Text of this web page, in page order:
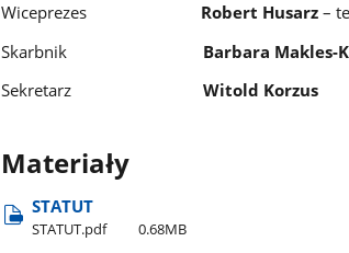
Wiceprezes Robert Husarz–
Skarbnik Barbara Makles-
Sekretarz Witold Korzus
Materiały
STATUT
STATUT.pdf 0.68MB